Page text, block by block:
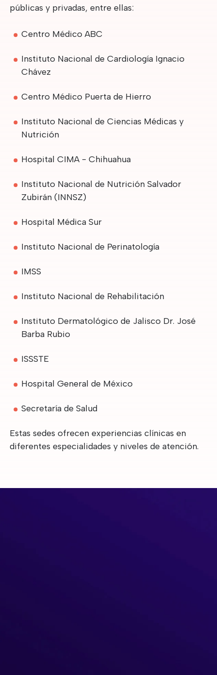
públicas y privadas, entre ellas:
Centro Médico ABC
Instituto Nacional de Cardiología Ignacio
Chávez
Centro Médico Puerta de Hierro
Instituto Nacional de Ciencias Médicas y
Nutrición
Hospital CIMA - Chihuahua
Instituto Nacional de Nutrición Salvador
Zubirán (INNSZ)
Hospital Médica Sur
Instituto Nacional de Perinatología
IMSS
Instituto Nacional de Rehabilitación
Instituto Dermatológico de Jalisco Dr. José
Barba Rubio
ISSSTE
Hospital General de México
Secretaría de Salud
Estas sedes ofrecen experiencias clínicas en
diferentes especialidades y niveles de atención.